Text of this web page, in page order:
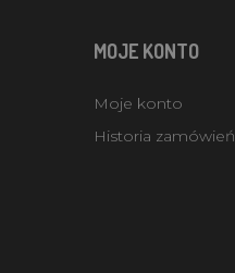
MOJE KONTO
Moje konto
Historia zamówień